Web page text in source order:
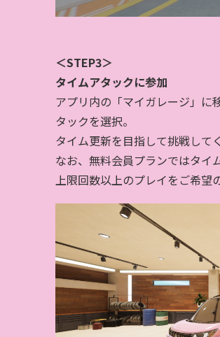
＜STEP3＞
タイムアタックに参加
アプリ内の「マイガレージ」
タックを選択。
タイム更新を目指して挑戦して
なお、無料会員プランではタイ
上限回数以上のプレイをご希望